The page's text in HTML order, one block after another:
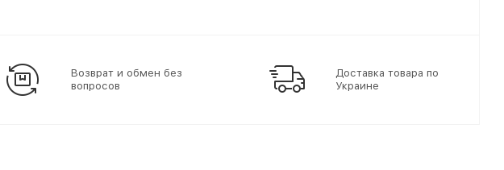
Возврат и обмен без
вопросов
Доставка товара по
Украине